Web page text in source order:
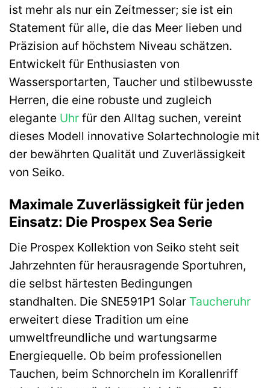
ist mehr als nur ein Zeitmesser; sie ist ein
Statement für alle, die das Meer lieben und
Präzision auf höchstem Niveau schätzen.
Entwickelt für Enthusiasten von
Wassersportarten, Taucher und stilbewusste
Herren, die eine robuste und zugleich
elegante Uhr für den Alltag suchen, vereint
dieses Modell innovative Solartechnologie mit
der bewährten Qualität und Zuverlässigkeit
von Seiko.
Maximale Zuverlässigkeit für jeden
Einsatz: Die Prospex Sea Serie
Die Prospex Kollektion von Seiko steht seit
Jahrzehnten für herausragende Sportuhren,
die selbst härtesten Bedingungen
standhalten. Die SNE591P1 Solar Taucheruhr
erweitert diese Tradition um eine
umweltfreundliche und wartungsarme
Energiequelle. Ob beim professionellen
Tauchen, beim Schnorcheln im Korallenriff